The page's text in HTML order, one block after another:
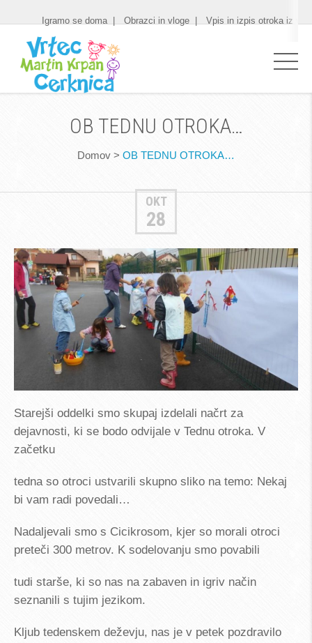
Igramo se doma Obrazci in vloge Vpis in izpis otroka iz
OB TEDNU OTROKA…
Domov > OB TEDNU OTROKA…
OKT
28
Starejši oddelki smo skupaj izdelali načrt za
dejavnosti, ki se bodo odvijale v Tednu otroka. V
začetku
tedna so otroci ustvarili skupno sliko na temo: Nekaj
bi vam radi povedali…
Nadaljevali smo s Cicikrosom, kjer so morali otroci
preteči 300 metrov. K sodelovanju smo povabili
tudi starše, ki so nas na zabaven in igriv način
seznanili s tujim jezikom.
Kljub tedenskem deževju, nas je v petek pozdravilo